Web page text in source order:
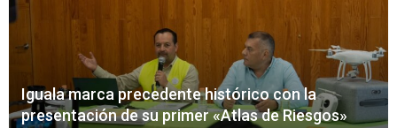
Iguala marca precedente histórico con la
presentación de su primer «Atlas de Riesgos»